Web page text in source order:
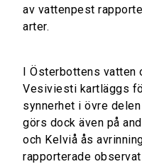
av vattenpest
arter.
I Österbottens vatten
Vesiviesti kartläggs
synnerhet i övre
görs dock även på
och Kelviå ås
rapporterade